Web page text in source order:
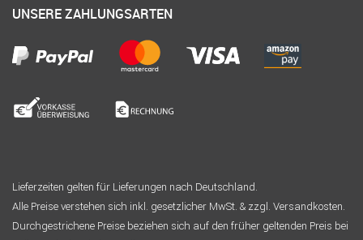
UNSERE ZAHLUNGSARTEN
Lieferzeiten gelten für Lieferungen nach Deutschland.
Alle Preise verstehen sich inkl. gesetzlicher MwSt. & zzgl. Versandkosten.
Durchgestrichene Preise beziehen sich auf den früher geltenden Preis bei